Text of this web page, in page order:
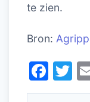
te zien.
Bron:
F
a
T
w